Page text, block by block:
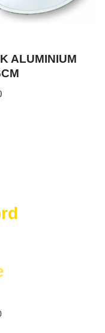
ALUMINIUM